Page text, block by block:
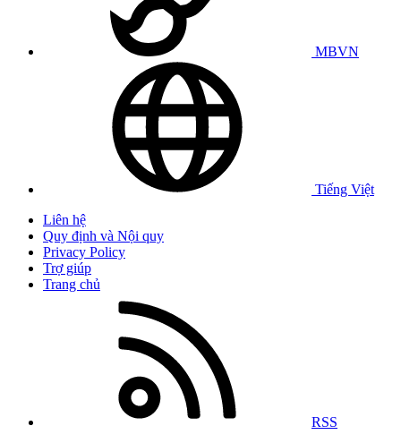
MBVN
Tiếng Việt
Liên hệ
Quy định và Nội quy
Privacy Policy
Trợ giúp
Trang chủ
RSS